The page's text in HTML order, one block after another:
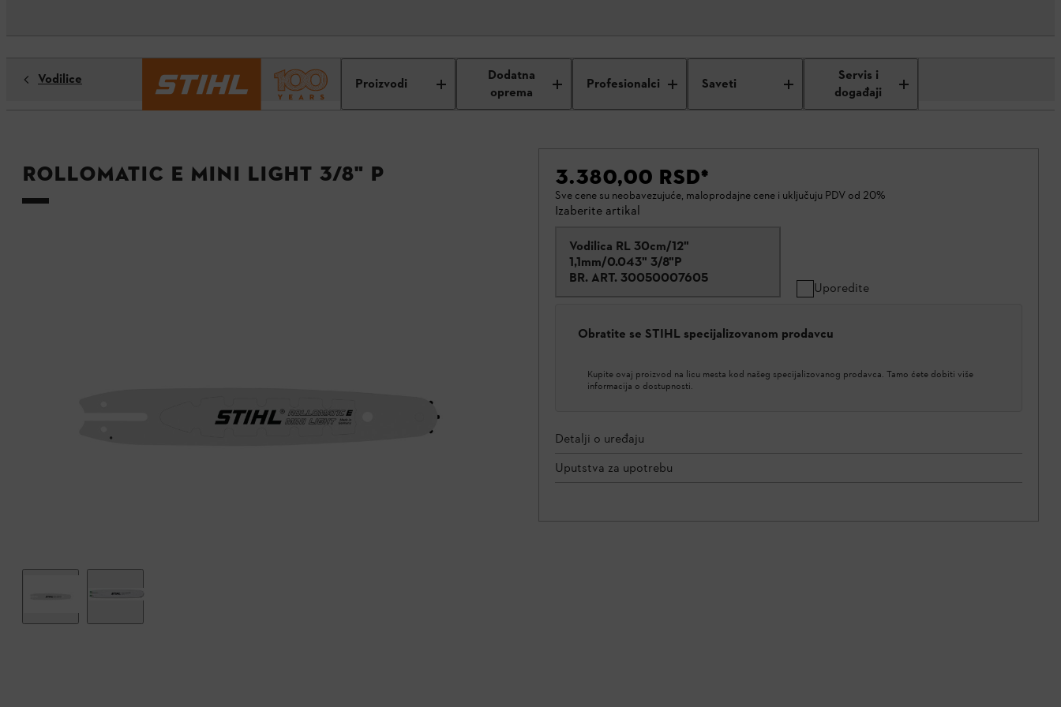
Proizvodi
Dodatna
oprema
Profesionalci Saveti
Servis i
događaji
Vodilice
Rollomatic E Mini Light 3/8" P 3.380,00 RSD*
Sve cene su neobavezujuće, maloprodajne cene i uključuju PDV od 20%
Izaberite artikal
Vodilica RL 30cm/12"
1,1mm/0.043" 3/8"P
BR. ART. 30050007605
Uporedite
Obratite se STIHL specijalizovanom prodavcu
Kupite ovaj proizvod na licu mesta kod našeg specijalizovanog prodavca. Tamo ćete dobiti više
informacija o dostupnosti.
Detalji o uređaju
Uputstva za upotrebu